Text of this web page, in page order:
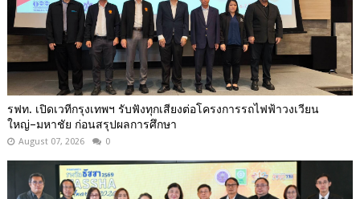
รฟท. เปิดเวทีกรุงเทพฯ รับฟังทุกเสียงต่อโครงการรถไฟฟ้าวงเวียน
ใหญ่–มหาชัย ก่อนสรุปผลการศึกษา
August 07, 2026 0